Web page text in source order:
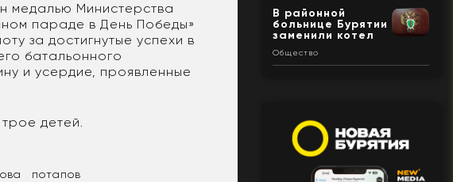
медалью Министерства
параде в День Победы»
за достигнутые успехи в
батальонного
и усердие, проявленные
детей.
потапов
В районной
больнице Бурятии
заменили котел
Общество